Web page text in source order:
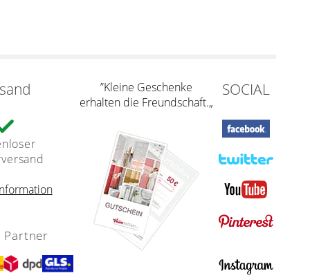
Partner
”Kleine Geschenke
erhalten die Freundschaft.„
SOCIAL